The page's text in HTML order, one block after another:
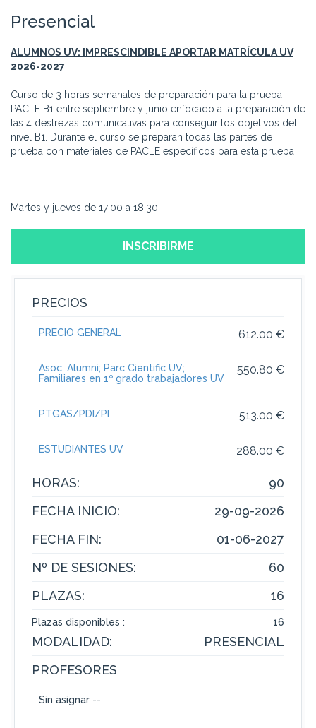
Presencial
ALUMNOS UV: IMPRESCINDIBLE APORTAR MATRÍCULA UV
2026-2027
Curso de 3 horas semanales de preparación para la prueba
PACLE B1 entre septiembre y junio enfocado a la preparación de
las 4 destrezas comunicativas para conseguir los objetivos del
nivel B1. Durante el curso se preparan todas las partes de
prueba con materiales de PACLE específicos para esta prueba
Martes y jueves de 17:00 a 18:30
INSCRIBIRME
PRECIOS
612.00 €
PRECIO GENERAL
550.80 €
Asoc. Alumni; Parc Cientific UV;
Familiares en 1º grado trabajadores UV
513.00 €
PTGAS/PDI/PI
288.00 €
ESTUDIANTES UV
HORAS:
90
FECHA INICIO:
29-09-2026
FECHA FIN:
01-06-2027
Nº DE SESIONES:
60
PLAZAS:
16
Plazas disponibles : 16
MODALIDAD:
PRESENCIAL
PROFESORES
Sin asignar --